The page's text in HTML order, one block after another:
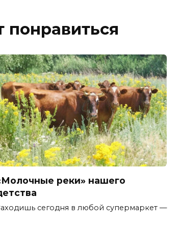
реки» нашего
сегодня в любой супермаркет —